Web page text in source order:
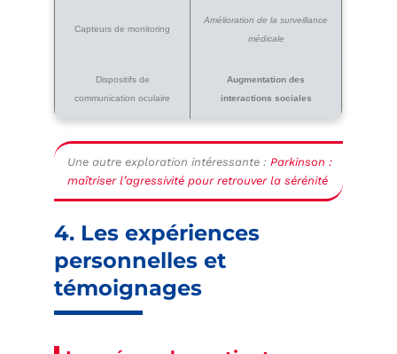
Capteurs de monitoring
Amélioration de la surveillance
médicale
Dispositifs de
communication oculaire
Augmentation des
interactions sociales
Une autre exploration intéressante : Parkinson :
maîtriser l’agressivité pour retrouver la sérénité
4. Les expériences
personnelles et
témoignages